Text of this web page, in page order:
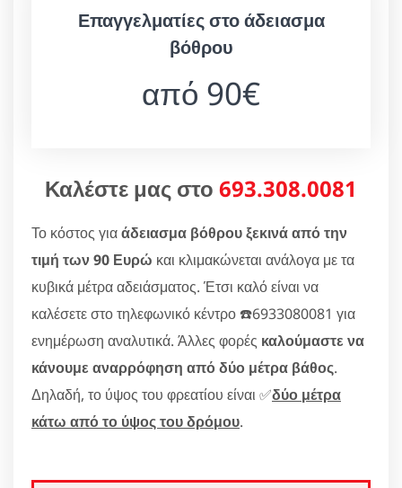
Επαγγελματίες στο άδειασμα
βόθρου
από 90€
Καλέστε μας στο 693.308.0081
Το κόστος γιαάδειασμα βόθρου ξεκινά από την
τιμή των 90 Ευρώ και κλιμακώνεται ανάλογα με τα
κυβικά μέτρα αδειάσματος. Έτσι καλό είναι να
καλέσετε στο τηλεφωνικό κέντρο ☎️6933080081 για
ενημέρωση αναλυτικά. Άλλες φορές καλούμαστε να
κάνουμε αναρρόφηση από δύο μέτρα βάθος.
Δηλαδή, το ύψος του φρεατίου είναι ✅δύο μέτρα
κάτω από το ύψος του δρόμου.